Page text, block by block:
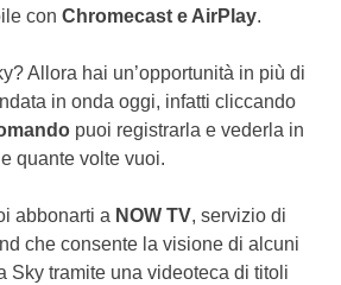
con Chromecast e AirPlay.
Allora hai un’opportunità in più di
in onda oggi, infatti cliccando
puoi registrarla e vederla in
quante volte vuoi.
abbonarti a NOW TV, servizio di
che consente la visione di alcuni
Sky tramite una videoteca di titoli